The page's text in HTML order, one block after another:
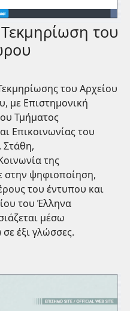
του
του Αρχείου
με Επιστημονική
Τμήματος
Επικοινωνίας του
Στάθη,
της
στην ψηφιοποίηση,
του έντυπου και
του Έλληνα
μέσω
έξι γλώσσες.